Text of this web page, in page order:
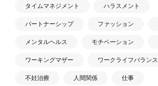
タイムマネジメント ハラスメント
パートナーシップ ファッション
メンタルヘルス モチベーション
ワーキングマザー ワークライフバランス
不妊治療 人間関係 仕事